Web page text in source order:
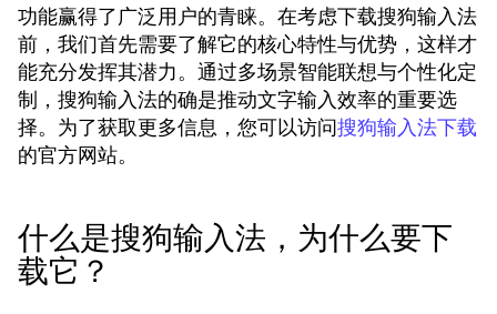
功能赢得了广泛用户的青睐。在考虑下载搜狗输入法
前，我们首先需要了解它的核心特性与优势，这样才
能充分发挥其潜力。通过多场景智能联想与个性化定
制，搜狗输入法的确是推动文字输入效率的重要选
择。为了获取更多信息，您可以访问搜狗输入法下载
的官方网站。
什么是搜狗输入法，为什么要下
载它？